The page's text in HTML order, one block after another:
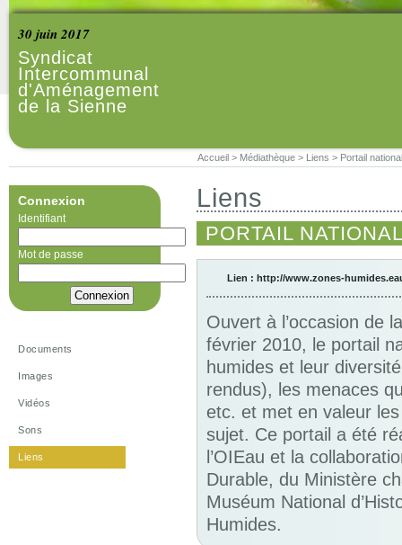
30 juin 2017
Syndicat
Intercommunal
d'Aménagement
de la Sienne
Accueil > Médiathèque > Liens > Portail
Connexion
Identifiant
Mot de passe
Documents
Images
Vidéos
Sons
Liens
Liens
PORTAIL
Lien : http://www.zones-
Ouvert à l’occasion de
février 2010, le portail
humides et leur
rendus), les menaces
etc. et met en valeur
sujet. Ce portail a été
l’OIEau et la
Durable, du Ministère
Muséum National
Humides.